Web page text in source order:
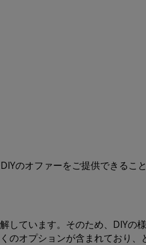
のオファーをご提供できる
ています。そのため、DIY
オプションが含まれており、